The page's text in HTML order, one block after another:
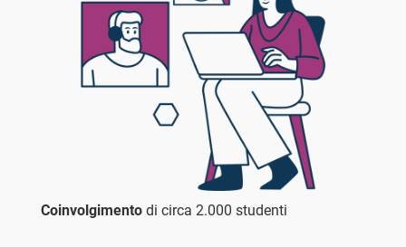
Coinvolgimento di circa 2.000 studenti